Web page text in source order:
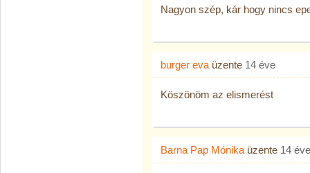
Nagyon szép, kár hogy nincs
burger eva üzente 14 éve
Köszönöm az elismerést
Barna Pap Mónika üzente 14 éve